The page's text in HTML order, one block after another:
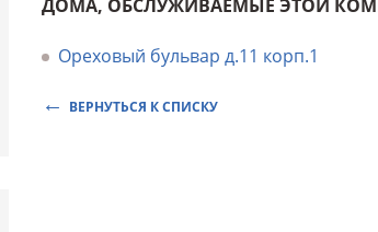
ДОМА, ОБСЛУЖИВАЕМЫЕ ЭТОЙ
Ореховый бульвар д.11 корп.1
ВЕРНУТЬСЯ К СПИСКУ